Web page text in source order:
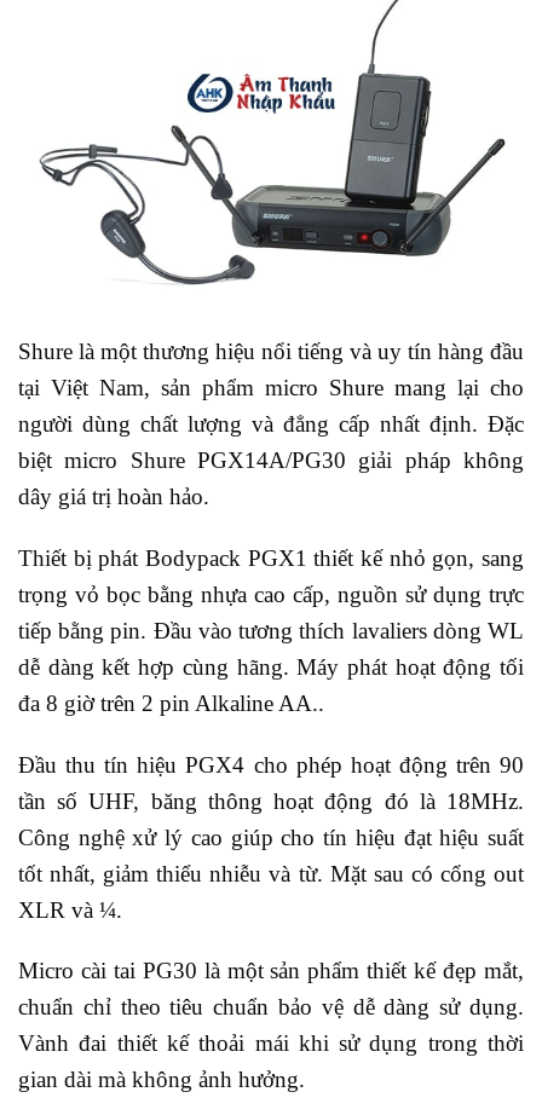
Shure là một thương hiệu nổi tiếng và uy tín hàng đầu
tại Việt Nam, sản phẩm micro Shure mang lại cho
người dùng chất lượng và đẳng cấp nhất định. Đặc
biệt micro Shure PGX14A/PG30 giải pháp không
dây giá trị hoàn hảo.
Thiết bị phát Bodypack PGX1 thiết kế nhỏ gọn, sang
trọng vỏ bọc bằng nhựa cao cấp, nguồn sử dụng trực
tiếp bằng pin. Đầu vào tương thích lavaliers dòng WL
dễ dàng kết hợp cùng hãng. Máy phát hoạt động tối
đa 8 giờ trên 2 pin Alkaline AA..
Đầu thu tín hiệu PGX4 cho phép hoạt động trên 90
tần số UHF, băng thông hoạt động đó là 18MHz.
Công nghệ xử lý cao giúp cho tín hiệu đạt hiệu suất
tốt nhất, giảm thiểu nhiễu và từ. Mặt sau có cổng out
XLR và ¼.
Micro cài tai PG30 là một sản phẩm thiết kế đẹp mắt,
chuẩn chỉ theo tiêu chuẩn bảo vệ dễ dàng sử dụng.
Vành đai thiết kế thoải mái khi sử dụng trong thời
gian dài mà không ảnh hưởng.